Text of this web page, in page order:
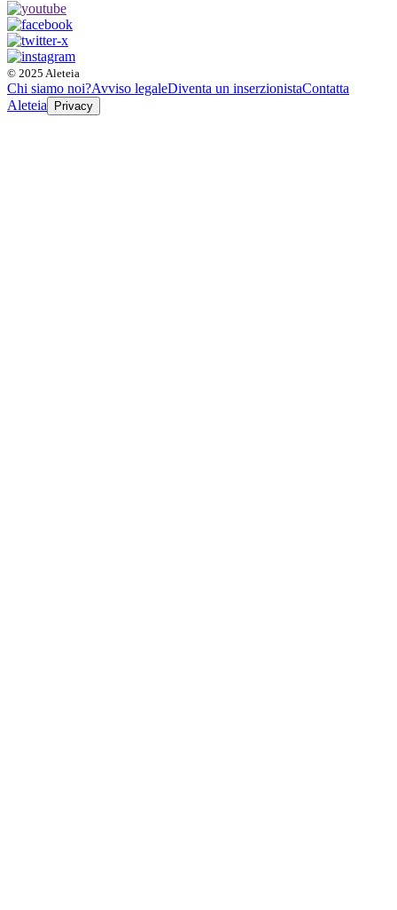
© 2025 Aleteia
Chi siamo noi?Avviso legaleDiventa un inserzionistaContatta
Aleteia
Privacy